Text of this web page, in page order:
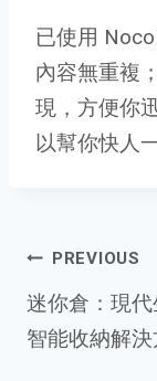
已使用
內容無重複
現，方便你
以幫你快人
PREVIOUS
迷你倉：現
智能收納解